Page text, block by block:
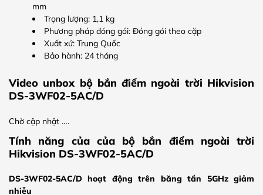
mm
Trọng lượng: 1,1 kg
Phương pháp đóng gói: Đóng gói theo cặp
Xuất xứ: Trung Quốc
Bảo hành: 24 tháng
Video unbox bộ bắn điểm ngoài trời Hikvision
DS-3WF02-5AC/D
Chờ cập nhật ….
Tính năng của của bộ bắn điểm ngoài trời
Hikvision DS-3WF02-5AC/D
DS-3WF02-5AC/D hoạt động trên băng tần 5GHz giảm
nhiễu